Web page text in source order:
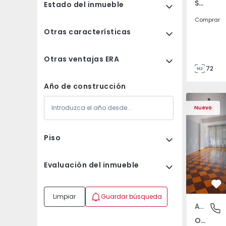
Estado del inmueble
Otras características
Otras ventajas ERA
Año de construcción
Piso
Evaluación del inmueble
Limpiar Guardar búsqueda
São Tomé do Castelo e Justes, Vila Real
Comprar
72
Nuevo
Apartamento T5
Olivais,
Apartamento
Olivais, Lisboa